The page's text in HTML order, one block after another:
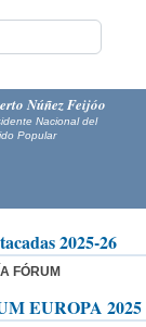
Núñez Feijóo
Nacional del
Popular
2025-26
FÓRUM
EUROPA 2025